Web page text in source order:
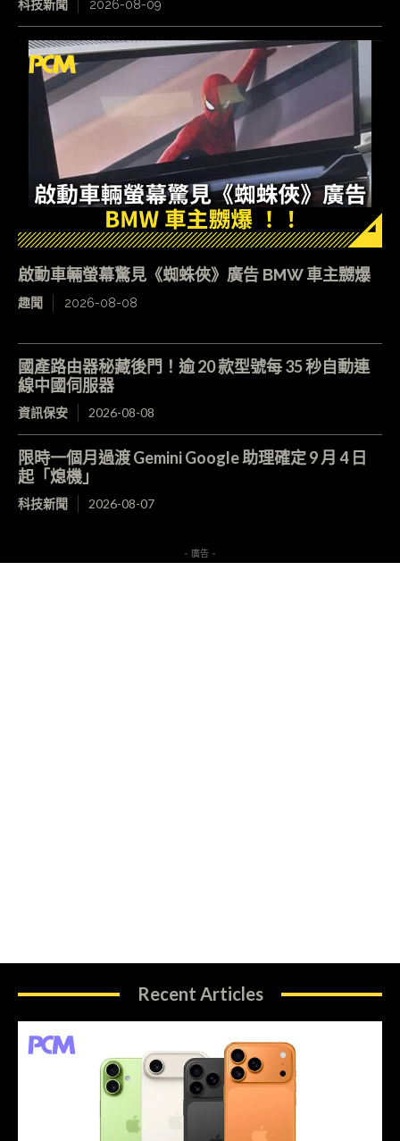
科技新聞 2026-08-09
啟動車輛螢幕驚見《蜘蛛俠》廣告 BMW 車主嬲爆
趣聞 2026-08-08
國產路由器秘藏後門！逾 20 款型號每 35 秒自動連
線中國伺服器
資訊保安 2026-08-08
限時一個月過渡 Gemini Google 助理確定 9 月 4 日
起「熄機」
科技新聞 2026-08-07
- 廣告 -
Recent Articles